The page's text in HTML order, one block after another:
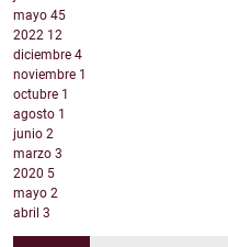
mayo 45
2022 12
diciembre 4
noviembre 1
octubre 1
agosto 1
junio 2
marzo 3
2020 5
mayo 2
abril 3